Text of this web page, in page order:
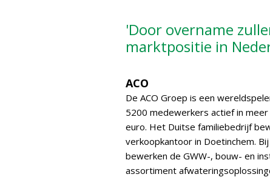
'Door overname
marktpositie in
ACO
De ACO Groep is een
5200 medewerkers actief in
euro. Het Duitse familiebedrijf
verkoopkantoor in Doetinchem.
bewerken de GWW-, bouw- en
assortiment